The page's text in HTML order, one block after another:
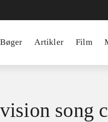
Bøger Artikler Film
song